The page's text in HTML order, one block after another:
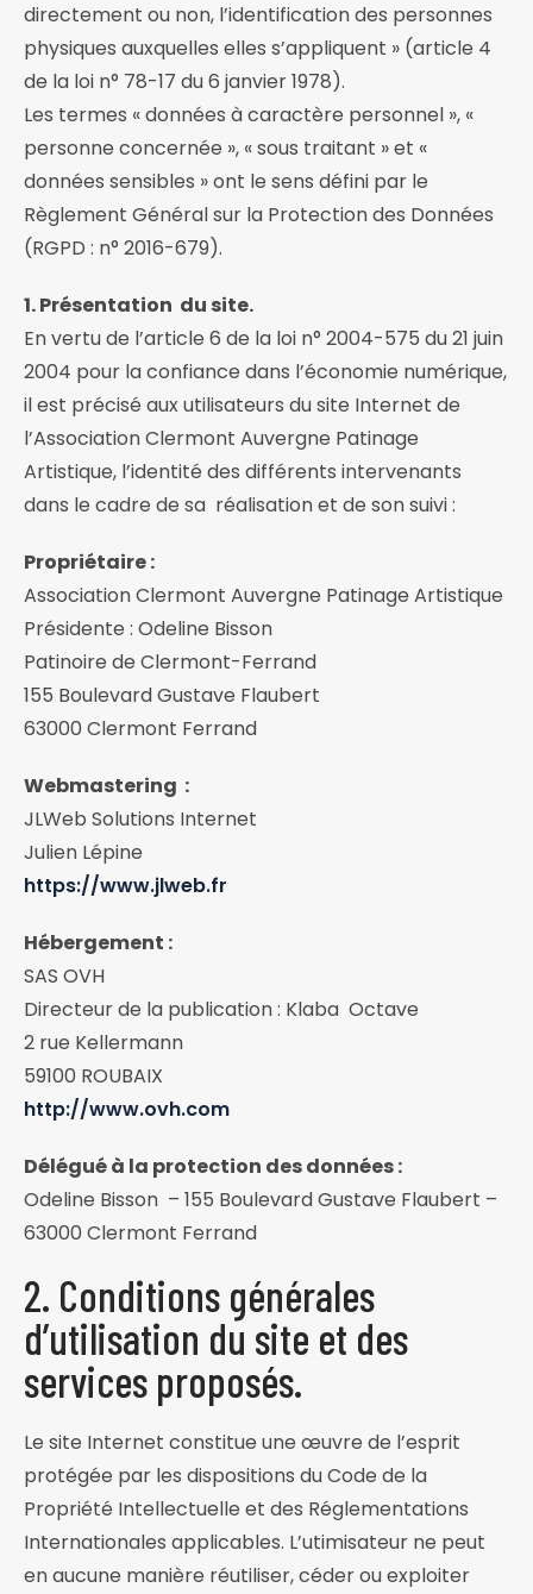
directement ou non, l’identification des personnes
physiques auxquelles elles s’appliquent » (article 4
de la loi n° 78-17 du 6 janvier 1978).
Les termes « données à caractère personnel », «
personne concernée », « sous traitant » et «
données sensibles » ont le sens défini par le
Règlement Général sur la Protection des Données
(RGPD : n° 2016-679).
1. Présentation du site.
En vertu de l’article 6 de la loi n° 2004-575 du 21 juin
2004 pour la confiance dans l’économie numérique,
il est précisé aux utilisateurs du site Internet de
l’Association Clermont Auvergne Patinage
Artistique, l’identité des différents intervenants
dans le cadre de sa réalisation et de son suivi :
Propriétaire :
Association Clermont Auvergne Patinage Artistique
Présidente : Odeline Bisson
Patinoire de Clermont-Ferrand
155 Boulevard Gustave Flaubert
63000 Clermont Ferrand
Webmastering :
JLWeb Solutions Internet
Julien Lépine
https://www.jlweb.fr
Hébergement :
SAS OVH
Directeur de la publication : Klaba Octave
2 rue Kellermann
59100 ROUBAIX
http://www.ovh.com
Délégué à la protection des données :
Odeline Bisson – 155 Boulevard Gustave Flaubert –
63000 Clermont Ferrand
2. Conditions générales
d’utilisation du site et des
services proposés.
Le site Internet constitue une œuvre de l’esprit
protégée par les dispositions du Code de la
Propriété Intellectuelle et des Réglementations
Internationales applicables. L’utimisateur ne peut
en aucune manière réutiliser, céder ou exploiter